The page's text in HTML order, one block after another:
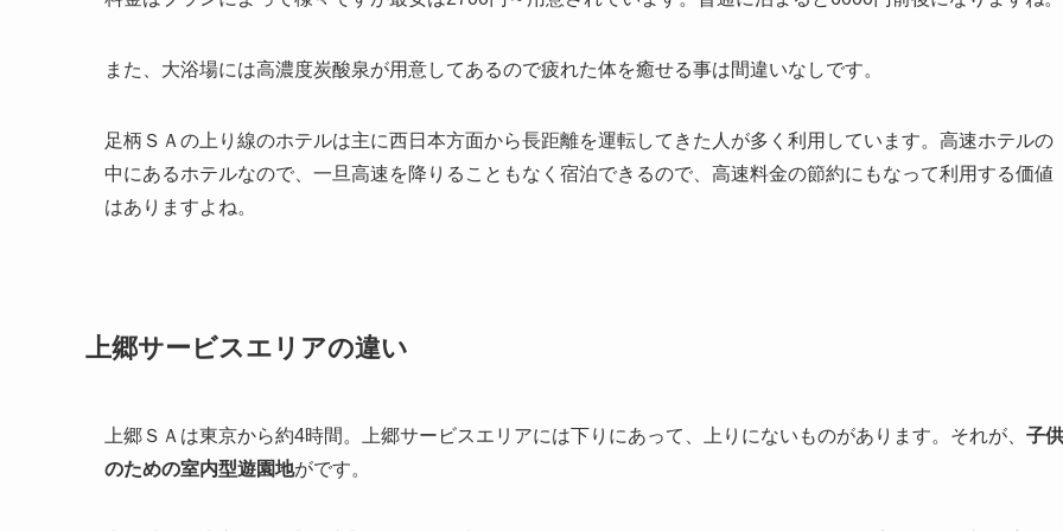
また、大浴場には高濃度炭酸泉が用意してあるので疲れた体を癒せる事は間違いなしです。
足柄ＳＡの上り線のホテルは主に西日本方面から長距離を運転してきた人が多く利用しています。高速ホテルの
中にあるホテルなので、一旦高速を降りることもなく宿泊できるので、高速料金の節約にもなって利用する価値
はありますよね。
上郷サービスエリアの違い
上郷ＳＡは東京から約4時間。上郷サービスエリアには下りにあって、上りにないものがあります。それが、 子供
のための室内型遊園地がです。